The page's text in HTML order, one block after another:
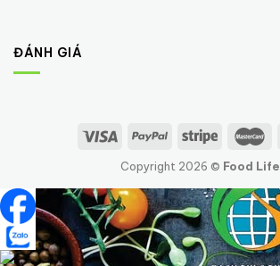
ĐÁNH GIÁ
Copyright 2026 © Food Life